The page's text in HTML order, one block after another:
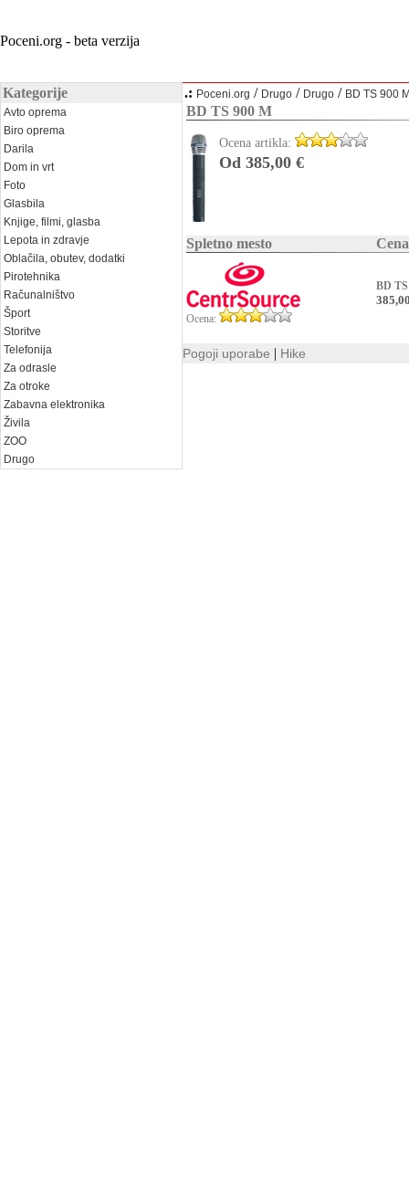
Poceni.org - beta verzija
Kategorije
Avto oprema
Biro oprema
Darila
Dom in vrt
Foto
Glasbila
Knjige, filmi, glasba
Lepota in zdravje
Oblačila, obutev, dodatki
Pirotehnika
Računalništvo
Šport
Storitve
Telefonija
Za odrasle
Za otroke
Zabavna elektronika
Živila
ZOO
Drugo
.: Poceni.org / Drugo / Drugo / BD TS 900
BD TS 900 M
Ocena artikla:
Od 385,00 €
Spletno mesto Cena
Ocena:
BD
Pogoji uporabe | Hike